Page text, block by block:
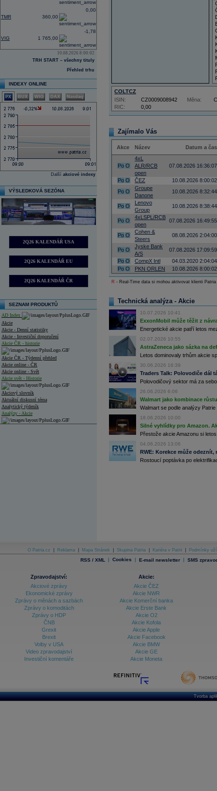
TMR 360,00
0,00
VIG 1 765,00
-1,78
10.08.2026 8:00:02
TRH START – všechny tituly
Přehled trhu
INDEXY ONLINE
PX BUX WIG DAX Nasdaq
Další akciové indexy
VÝSLEDKOVÁ SEZÓNA
2Q26 KALENDÁŘ USA
2Q26 KALENDÁŘ EU
2Q26 KALENDÁŘ ČR
SEZNAM PRODUKTŮ
AD Index
Akcie
Akcie - Denní statistiky
Akcie - Investiční doporučení
Akcie ČR - historie
Akcie ČR - Týdenní přehled
Akcie online - ČR
Akcie online - Svět
Akcie svět - Historie
Akciový slovník
Aktuální diskusní téma
Analytický týdeník
Analýzy - Akcie
Archiv - Měnová politika
Archiv - Treasury alerty
Archiv - Vývoj české koruny
Archiv analýz - Makroukazatele
Ceny průmyslových výrobců - Data a prognózy
Ceny průmyslových výrobců - Graf (ČR)
Databanka - Akcie
COLTCZ
RIC: 0,00
ISIN: CZ0009008942 Měna:
Zajímalo Vás
Akce Název Datum a čas
Po O
4xL
ALR/RCB
open
07.08.2026 16:36:07
Po O ČEZ
10.08.2026 8:00:02
Po O
Groupe
Danone
10.08.2026 8:32:44
Po O
Lenovo
Group
10.08.2026 8:38:44
Po O
4xLSPL/RCB
open
07.08.2026 16:49:55
Po O
Cohen &
Steers
08.08.2026 2:04:00
Po O
Jyske Bank
A/S
07.08.2026 17:09:59
Po O CompX Intl
04.03.2020 2:04:04
Po O PKN ORLEN 10.08.2026 8:00:02
R - Real-Time data si mohou aktivovat klienti
Technická analýza - Akcie
10.07.2026 10:41
ExxonMobil může těžit z
Energetické akcie patří letos
02.07.2026 10:55
AstraZeneca jako sázka na
Letos dominovaly trhům akcie
30.06.2026 16:39
Traders Talk: Polovodiče dál
Polovodičový sektor má za
26.06.2026 6:06
Walmart jako kombinace
Walmart se podle analýzy
18.06.2026 10:00
Silné vyhlídky pro Amazon.
Přestože akcie Amazonu si
04.06.2026 13:06
RWE: Korekce může
Rostoucí poptávka po
O Patria.cz Reklama Mapa Stránek Skupina Patria Kariéra v Patrii Podmínky
RSS / XML | Cookies | E-mail newsletter | SMS
Zpravodajství:
Akciové zprávy
Ekonomické zprávy
Zprávy o měnách a sazbách
Zprávy o komoditách
Zprávy o HDP
ČNB
Grexit
Brexit
Volby v USA
Video zpravodajství
Investiční komentáře
Akcie:
Akcie ČEZ
Akcie NWR
Akcie Komerční banka
Akcie Erste Bank
Akcie O2
Akcie Kofola
Akcie Apple
Akcie Facebook
Akcie BMW
Akcie GE
Akcie Moneta
Tvorba